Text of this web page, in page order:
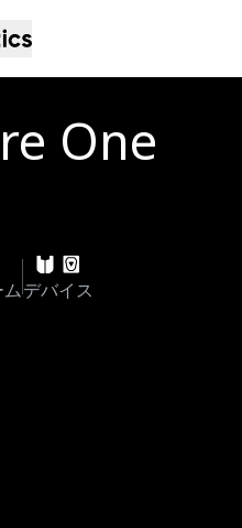
One
デバイス